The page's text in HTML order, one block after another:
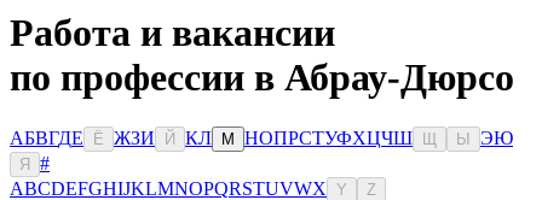
Работа и вакансии
по профессии в Абрау-Дюрсо
АБВГДЕ Ё ЖЗИ Й КЛ М НОПРСТУФХЦЧШ Ы ЭЮ
Я
#
ABCDEFGHIJKLMNOPQRSTUVWX Y Z